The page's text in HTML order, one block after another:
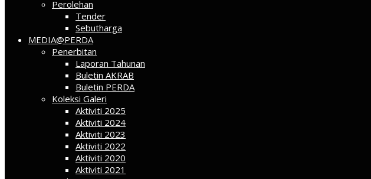
Perolehan
Tender
Sebutharga
MEDIA@PERDA
Penerbitan
Laporan Tahunan
Buletin AKRAB
Buletin PERDA
Koleksi Galeri
Aktiviti 2025
Aktiviti 2024
Aktiviti 2023
Aktiviti 2022
Aktiviti 2020
Aktiviti 2021